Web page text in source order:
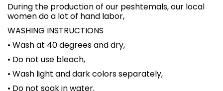
During the production of our peshtemals, our local
women do a lot of hand labor,
WASHING INSTRUCTIONS
• Wash at 40 degrees and dry,
• Do not use bleach,
• Wash light and dark colors separately,
• Do not soak in water,